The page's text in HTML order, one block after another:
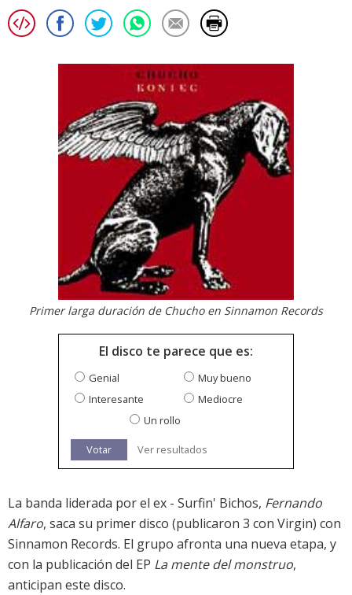
Primer larga duración de Chucho en Sinnamon Records
El disco te parece que es:
Genial
Muy bueno
Interesante
Mediocre
Un rollo
Votar Ver resultados
La banda liderada por el ex - Surfin' Bichos, Fernando
Alfaro, saca su primer disco (publicaron 3 con Virgin) con
Sinnamon Records. El grupo afronta una nueva etapa, y
con la publicación del EP La mente del monstruo,
anticipan este disco.